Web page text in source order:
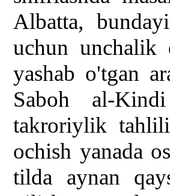
Albatta,
uchun unchalik
yashab o'tgan
Saboh al-
takroriylik
ochish yanada
tilda aynan